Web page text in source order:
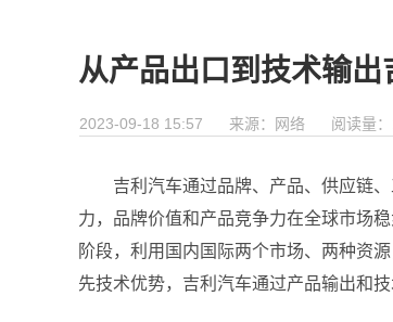
从产品出口到技术输
2023-09-18 15:57 来源：网络 阅读量
吉利汽车通过品牌、产品、供应链
力，品牌价值和产品竞争力在全球市场
阶段，利用国内国际两个市场、两种资
先技术优势，吉利汽车通过产品输出和